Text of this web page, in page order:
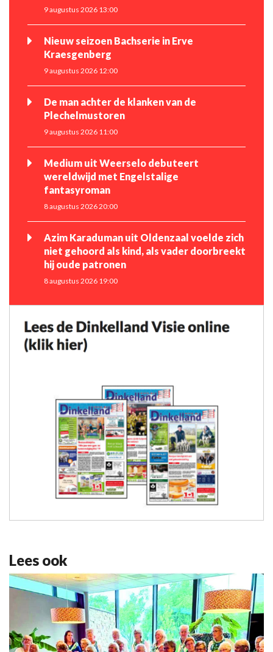
9 augustus 2026 13:00
Nieuw seizoen Bachserie in Erve
Kraesgenberg
9 augustus 2026 12:00
De man achter de klanken van de
Plechelmustoren
9 augustus 2026 11:00
Medium uit Weerselo debuteert
wereldwijd met Engelstalige
fantasyroman
8 augustus 2026 20:00
Azim Karaduman uit Oldenzaal voelde zich
niet gehoord als kind, als vader doorbreekt
hij oude patronen
8 augustus 2026 19:00
Lees ook